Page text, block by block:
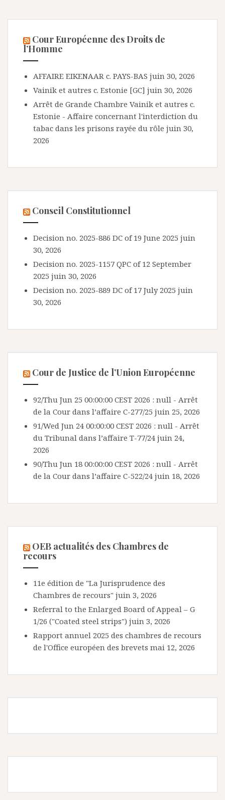
Cour Européenne des Droits de
l’Homme
AFFAIRE EIKENAAR c. PAYS-BAS juin 30, 2026
Vainik et autres c. Estonie [GC] juin 30, 2026
Arrêt de Grande Chambre Vainik et autres c.
Estonie - Affaire concernant l'interdiction du
tabac dans les prisons rayée du rôle juin 30,
2026
Conseil Constitutionnel
Decision no. 2025-886 DC of 19 June 2025 juin
30, 2026
Decision no. 2025-1157 QPC of 12 September
2025 juin 30, 2026
Decision no. 2025-889 DC of 17 July 2025 juin
30, 2026
Cour de Justice de l’Union Européenne
92/Thu Jun 25 00:00:00 CEST 2026 : null - Arrêt
de la Cour dans l’affaire C-277/25 juin 25, 2026
91/Wed Jun 24 00:00:00 CEST 2026 : null - Arrêt
du Tribunal dans l’affaire T-77/24 juin 24,
2026
90/Thu Jun 18 00:00:00 CEST 2026 : null - Arrêt
de la Cour dans l’affaire C-522/24 juin 18, 2026
OEB actualités des Chambres de
recours
11e édition de "La Jurisprudence des
Chambres de recours" juin 3, 2026
Referral to the Enlarged Board of Appeal – G
1/26 ("Coated steel strips") juin 3, 2026
Rapport annuel 2025 des chambres de recours
de l'Office européen des brevets mai 12, 2026